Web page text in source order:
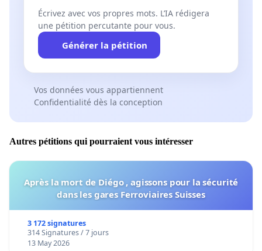
Écrivez avec vos propres mots. L’IA rédigera
une pétition percutante pour vous.
Générer la pétition
Vos données vous appartiennent
Confidentialité dès la conception
Autres pétitions qui pourraient vous intéresser
Après la mort de Diégo , agissons pour la sécurité
dans les gares Ferroviaires Suisses
3 172 signatures
314 Signatures / 7 jours
13 May 2026